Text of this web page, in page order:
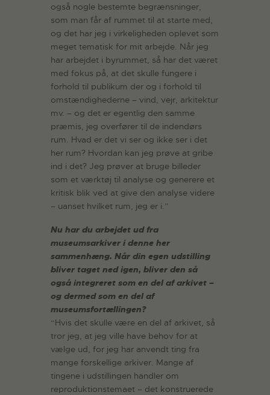
også nogle bestemte begrænsninger,
som man får af rummet til at starte med,
og det har jeg i virkeligheden oplevet som
meget tematisk for mit arbejde. Når jeg
har arbejdet i byrummet, så har det været
med fokus på, at det skulle fungere i
forhold til publikum der og i forhold til
omstændighederne – vind, vejr, arkitektur
mv. – og det er egentlig den samme
præmis, jeg overfører til de indendørs
rum. Hvad er det vi ser og ikke ser i det
her rum? Hvordan kan jeg prøve at gribe
ind i det? Jeg prøver at bruge billeder
som et værktøj til analyse og generere et
kritisk blik ved at give den analyse videre
– uanset hvilket rum, jeg er i.”
Nu har du arbejdet ud fra
museumsarkiver i denne her
sammenhæng. Når din egen udstilling
bliver taget ned igen, bliver den så
også integreret som en del af arkivet –
og dermed som en del af
museumsfortællingen?
“Hvis det skulle være en del af arkivet, så
tror jeg, at jeg ville have behov for at
vælge ud, for jeg har anvendt ting fra
mange forskellige arkiver. Mange af
tingene i udstillingen handler om
reproduktionstemaet – det konstruerede